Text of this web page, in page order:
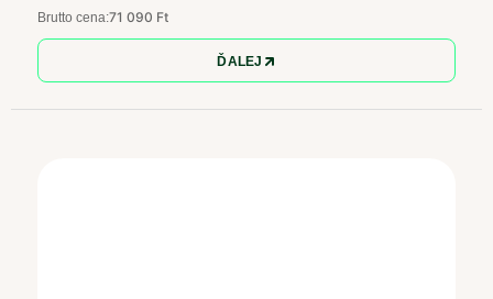
Brutto cena:71 090 Ft
ĎALEJ